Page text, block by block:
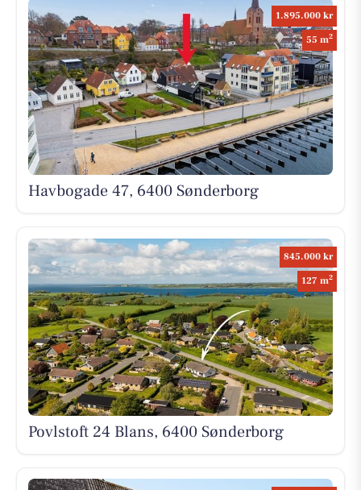
1.895.000 kr
55 m2
Havbogade 47, 6400 Sønderborg
845.000 kr
127 m2
Povlstoft 24 Blans, 6400 Sønderborg